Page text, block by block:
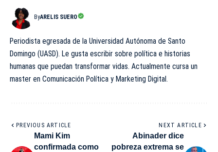
ByARELIS SUERO
Periodista egresada de la Universidad Autónoma de Santo
Domingo (UASD). Le gusta escribir sobre política e historias
humanas que puedan transformar vidas. Actualmente cursa un
master en Comunicación Política y Marketing Digital.
PREVIOUS ARTICLE
Mami Kim
confirmada como
NEXT ARTICLE
Abinader dice
pobreza extrema se